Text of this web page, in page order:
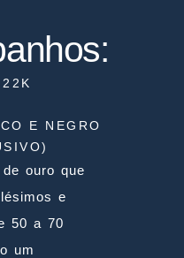
ouro que
e
50 a 70
um
E NEGRO